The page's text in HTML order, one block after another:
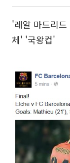
'레알 마드리
체' '국왕컵'